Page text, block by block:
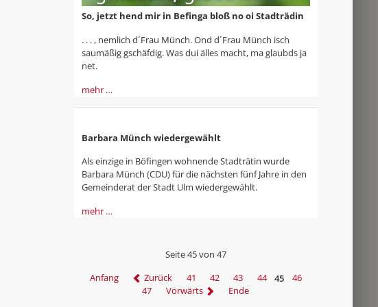
So, jetzt hend mir in Befinga bloß no oi Stadträdin
. . . , nemlich d´Frau Münch. Ond d´Frau Münch isch
saumäßig gschäfdig. Was dui älles macht, ma glaubds ja
net.
mehr …
Barbara Münch wiedergewählt
Als einzige in Böfingen wohnende Stadträtin wurde
Barbara Münch (CDU) für die nächsten fünf Jahre in den
Gemeinderat der Stadt Ulm wiedergewählt.
mehr …
Seite 45 von 47
Anfang
Zurück 41 42 43 44 45
46
47
Vorwärts Ende